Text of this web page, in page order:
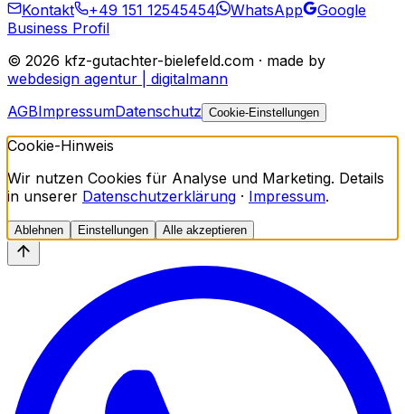
Kontakt +49 151 12545454 WhatsApp
Google
Business Profil
© 2026 kfz-gutachter-bielefeld.com · made by
webdesign agentur | digitalmann
AGBImpressumDatenschutz Cookie-Einstellungen
Cookie-Hinweis
Wir nutzen Cookies für Analyse und Marketing. Details
in unserer Datenschutzerklärung · Impressum.
Ablehnen Einstellungen Alle akzeptieren